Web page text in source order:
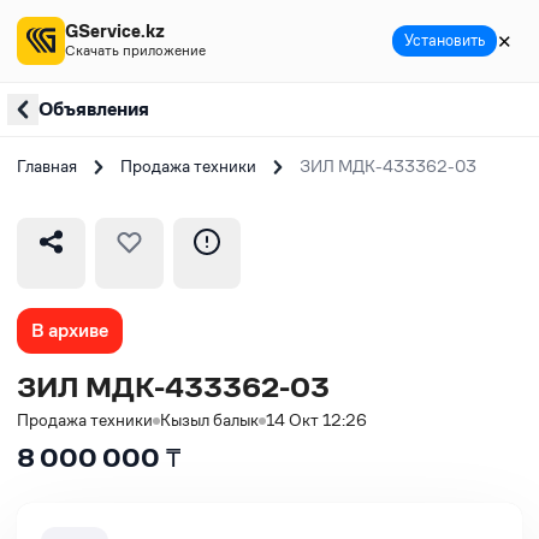
Объявления
Главная Продажа техники ЗИЛ МДК-433362-03
В архиве
ЗИЛ МДК-433362-03
Продажа техники Кызыл балык 14 Окт 12:26
8 000 000 ₸
GService.kz
Скачать приложение Установить ✕